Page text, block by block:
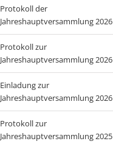
Protokoll der
Jahreshauptversammlung 2026
Protokoll zur
Jahreshauptversammlung 2026
Einladung zur
Jahreshauptversammlung 2026
Protokoll zur
Jahreshauptversammlung 2025